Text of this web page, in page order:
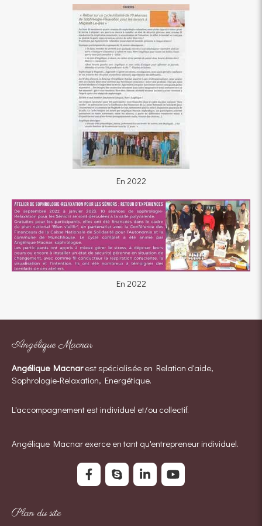
En 2022
En 2022
Angélique Macnar
Angélique Macnarest spécialisée en Relation d'aide,
Sophrologie-Relaxation, Energétique.
L'accompagnement est individuel et/ou collectif.
Angélique Macnar exerce en tant qu'entrepreneur individuel.
Plan du site